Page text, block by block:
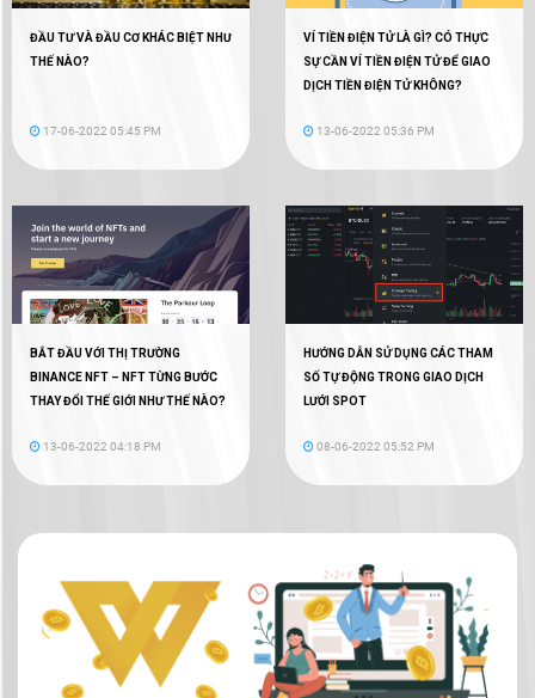
ĐẦU TƯ VÀ ĐẦU CƠ KHÁC BIỆT NHƯ
THẾ NÀO?
17-06-2022 05:45 PM
VÍ TIỀN ĐIỆN TỬ LÀ GÌ? CÓ THỰC
SỰ CẦN VÍ TIỀN ĐIỆN TỬ ĐỂ GIAO
DỊCH TIỀN ĐIỆN TỬ KHÔNG?
13-06-2022 05:36 PM
BẮT ĐẦU VỚI THỊ TRƯỜNG
BINANCE NFT – NFT TỪNG BƯỚC
THAY ĐỔI THẾ GIỚI NHƯ THẾ NÀO?
13-06-2022 04:18 PM
HƯỚNG DẪN SỬ DỤNG CÁC THAM
SỐ TỰ ĐỘNG TRONG GIAO DỊCH
LƯỚI SPOT
08-06-2022 05:52 PM